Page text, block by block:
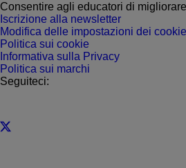
Consentire agli educatori di
Iscrizione alla newsletter
Modifica delle impostazioni dei cookie
Politica sui cookie
Informativa sulla Privacy
Politica sui marchi
Seguiteci: